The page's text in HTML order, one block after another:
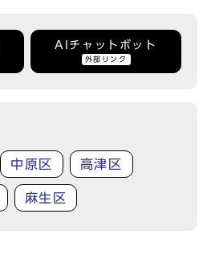
AIチャットボット
外部リンク
中原区 高津区
麻生区